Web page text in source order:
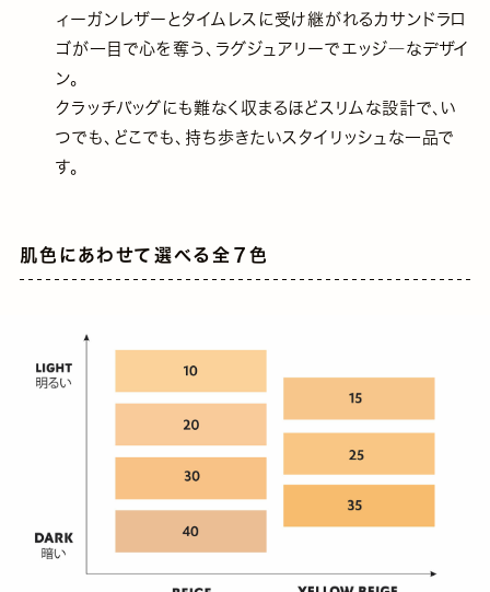
ィーガンレザーとタイムレスに受け継がれるカサンドラロ
ゴが一目で心を奪う、ラグジュアリーでエッジ―なデザイ
ン。
クラッチバッグにも難なく収まるほどスリムな設計で、い
つでも、どこでも、持ち歩きたいスタイリッシュな一品で
す。
肌色にあわせて選べる全７色